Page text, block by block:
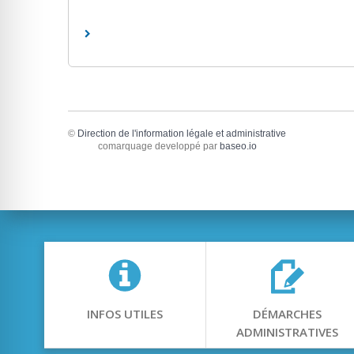
© Direction de l'information légale et administrative
comarquage developpé par baseo.io
INFOS UTILES
DÉMARCHES
ADMINISTRATIVES